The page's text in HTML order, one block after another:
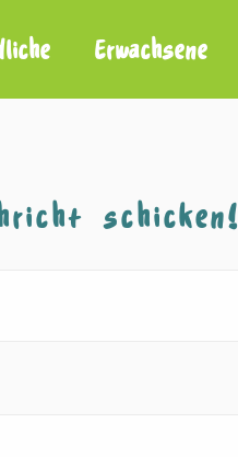
Erwachsene
schicken!